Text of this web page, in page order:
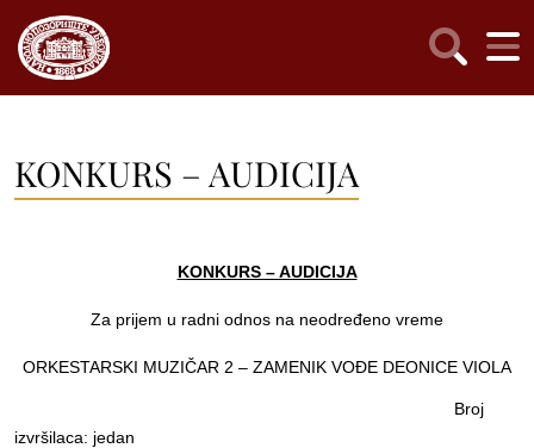
KONKURS – AUDICIJA
KONKURS – AUDICIJA
Za prijem u radni odnos na neodređeno vreme
ORKESTARSKI MUZIČAR 2 – ZAMENIK VOĐE DEONICE VIOLA
Broj
izvršilaca: jedan